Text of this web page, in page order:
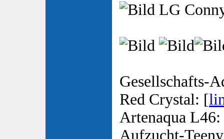
LG
Gesellschafts-
Red Crystal: [
Artenaqua
Aufzucht-